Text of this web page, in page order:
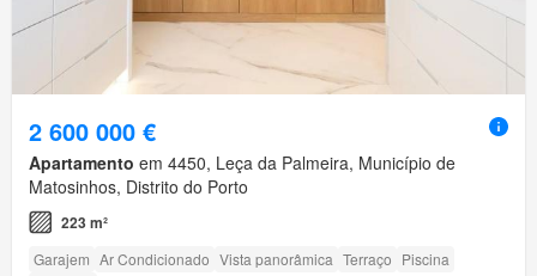
2 600 000 €
Apartamento em 4450, Leça da Palmeira, Município de
Matosinhos, Distrito do Porto
223 m²
Garajem Ar Condicionado Vista panorâmica Terraço Piscina